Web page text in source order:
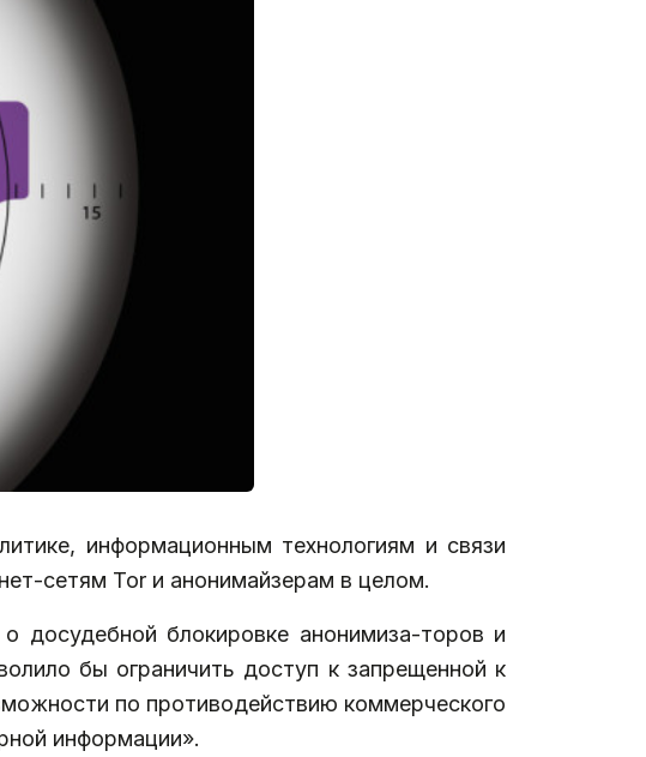
информационным технологиям и связи
сетям Tor и анонимайзерам в целом.
досудебной блокировке анонимиза-торов и
бы ограничить доступ к запрещенной к
по противодействию коммерческого
информации».